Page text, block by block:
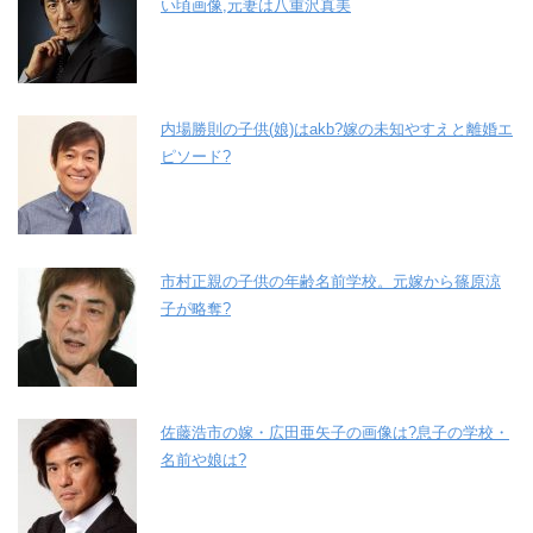
い頃画像,元妻は八重沢真美
内場勝則の子供(娘)はakb?嫁の未知やすえと離婚エ
ピソード?
市村正親の子供の年齢名前学校。元嫁から篠原涼
子が略奪?
佐藤浩市の嫁・広田亜矢子の画像は?息子の学校・
名前や娘は?